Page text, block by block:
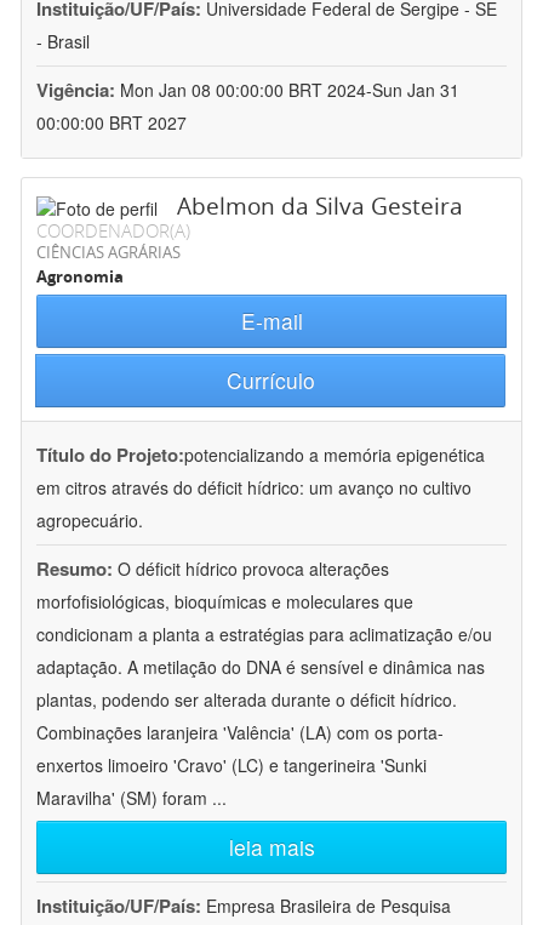
Instituição/UF/País: Universidade Federal de Sergipe - SE
- Brasil
Vigência: Mon Jan 08 00:00:00 BRT 2024-Sun Jan 31
00:00:00 BRT 2027
Abelmon da Silva Gesteira
COORDENADOR(A)
CIÊNCIAS AGRÁRIAS
Agronomia
E-mail
Currículo
Título do Projeto:potencializando a memória epigenética
em citros através do déficit hídrico: um avanço no cultivo
agropecuário.
Resumo: O déficit hídrico provoca alterações
morfofisiológicas, bioquímicas e moleculares que
condicionam a planta a estratégias para aclimatização e/ou
adaptação. A metilação do DNA é sensível e dinâmica nas
plantas, podendo ser alterada durante o déficit hídrico.
Combinações laranjeira 'Valência' (LA) com os porta-
enxertos limoeiro 'Cravo' (LC) e tangerineira 'Sunki
Maravilha' (SM) foram ...
leia mais
Instituição/UF/País: Empresa Brasileira de Pesquisa